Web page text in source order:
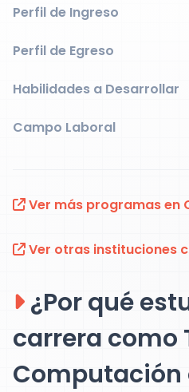
Perfil de Ingreso
Perfil de Egreso
Habilidades a Desarrollar
Campo Laboral
Ver más programas en
Ver otras instituciones
¿Por qué
carrera como
Computación